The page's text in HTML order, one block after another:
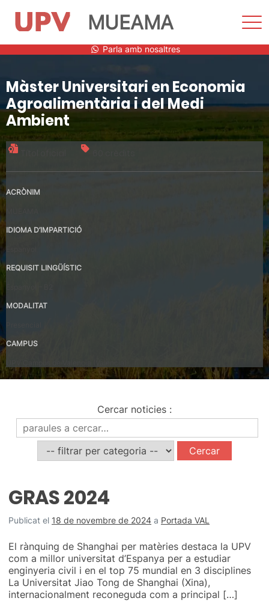
MUEAMA
Parla amb nosaltres
Màster Universitari en Economia
Agroalimentària i del Medi
Ambient
ACRÒNIM
IDIOMA D’IMPARTICIÓ
REQUISIT LINGÜÍSTIC
MODALITAT
CAMPUS
Noticies
Cercar noticies :
GRAS 2024
Publicat el 18 de novembre de 2024 a Portada VAL
El rànquing de Shanghai per matèries destaca la UPV
com a millor universitat d’Espanya per a estudiar
enginyeria civil i en el top 75 mundial en 3 disciplines
La Universitat Jiao Tong de Shanghai (Xina),
internacionalment reconeguda com a principal […]